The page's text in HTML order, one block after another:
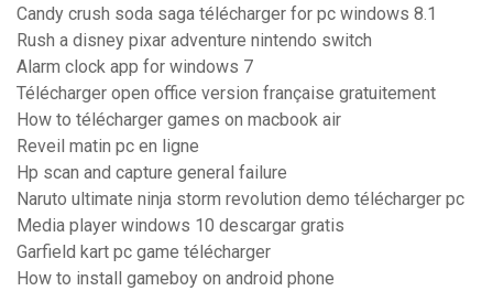
Candy crush soda saga télécharger for pc windows 8.1
Rush a disney pixar adventure nintendo switch
Alarm clock app for windows 7
Télécharger open office version française gratuitement
How to télécharger games on macbook air
Reveil matin pc en ligne
Hp scan and capture general failure
Naruto ultimate ninja storm revolution demo télécharger pc
Media player windows 10 descargar gratis
Garfield kart pc game télécharger
How to install gameboy on android phone